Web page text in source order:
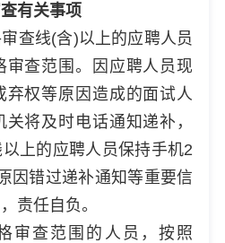
有关事项
查线(含)以上的应聘人员
审查范围。因应聘人员现
弃权等原因造成的面试人
将及时电话通知递补，
上的应聘人员保持手机2
因错过递补通知等重要信
责任自负。
审查范围的人员，按照